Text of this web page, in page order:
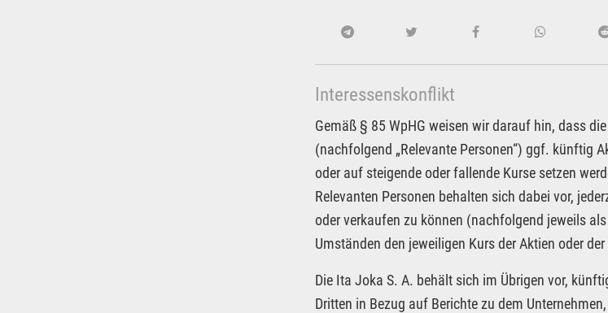
Interessenskonflikt
Gemäß § 85 WpHG weisen wir darauf hin, dass
(nachfolgend „Relevante Personen“) ggf. künftig
oder auf steigende oder fallende Kurse setzen
Relevanten Personen behalten sich dabei vor,
oder verkaufen zu können (nachfolgend jeweils
Umständen den jeweiligen Kurs der Aktien oder
Die Ita Joka S. A. behält sich im Übrigen vor,
Dritten in Bezug auf Berichte zu dem